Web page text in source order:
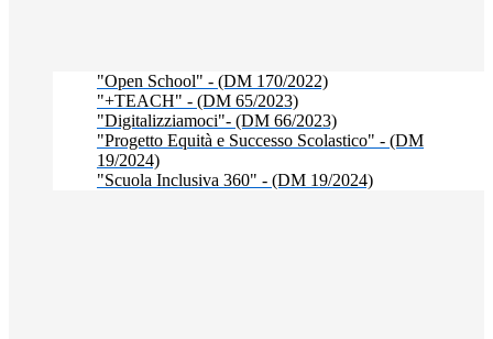
"Open School" - (DM 170/2022)
"+TEACH" - (DM 65/2023)
"Digitalizziamoci"- (DM 66/2023)
"Progetto Equità e Successo Scolastico" - (DM
19/2024)
"Scuola Inclusiva 360" - (DM 19/2024)